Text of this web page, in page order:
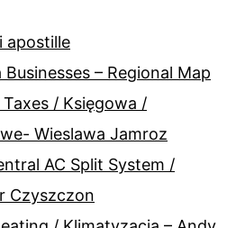
apostille
– Regional Map
/ Księgowa /
Wieslawa Jamroz
AC Split System /
Czyszczon